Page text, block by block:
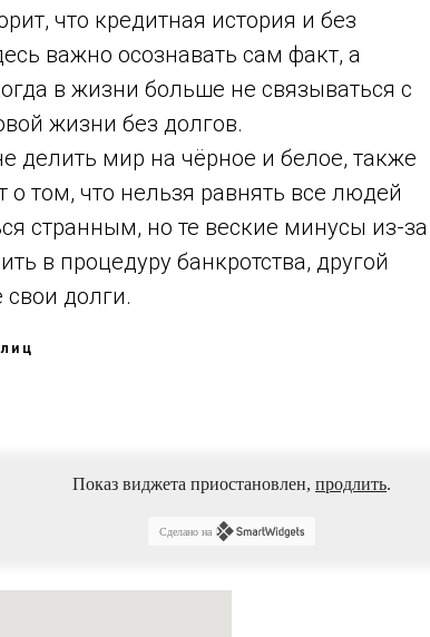
что кредитная история и без
важно осознавать сам факт, а
в жизни больше не связываться с
жизни без долгов.
делить мир на чёрное и белое, также
том, что нельзя равнять все людей
странным, но те веские минусы из-за
в процедуру банкротства, другой
долги.
Показ виджета приостановлен, продлить.
Сделано на